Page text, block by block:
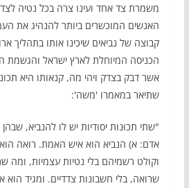
האנשים המוכשרים ביותר להנהיג את
קבוצה של נביאים שיכינו אותו בתהליך
הכניסה המיוחלת לארץ ישראל והגשמת
אשר דבק בצדק ויהי מה, קנאותו היא
שתיאר במאמרו 'משה':
"שתי תכוּנות יסודיות יש לו להנביא,
אדם: א) הנביא הוא איש האמת. רואה
וקולט רשמיהם בלי נטיות עצמיות, ומה
שרואה, בלי חשבונות צדדיים. ומגיד